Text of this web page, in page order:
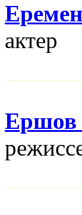
актер
Ершов